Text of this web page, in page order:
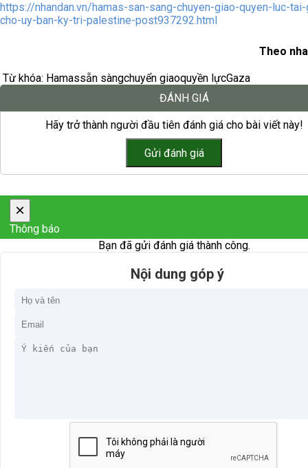
https://nhandan.vn/hamas-san-sang-chuyen-giao-quyen-luc-
cho-uy-ban-ky-tri-palestine-post937292.html
Theo
Từ khóa: Hamassẵn sàngchuyển giaoquyền lựcGaza
ĐÁNH GIÁ
Hãy trở thành người đầu tiên đánh giá cho bài viết này!
×
Thông báo
Bạn đã gửi đánh giá thành công.
Nội dung góp ý